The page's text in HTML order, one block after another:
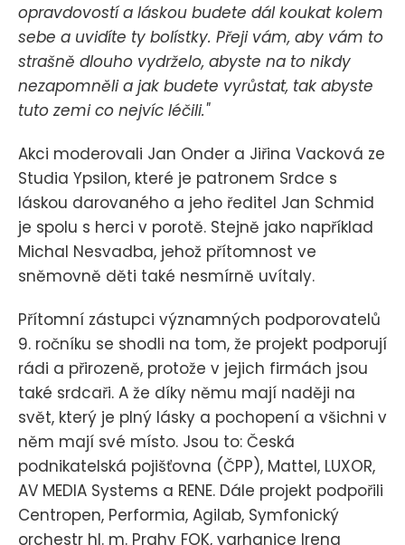
opravdovostí a láskou budete dál koukat kolem
sebe a uvidíte ty bolístky. Přeji vám, aby vám to
strašně dlouho vydrželo, abyste na to nikdy
nezapomněli a jak budete vyrůstat, tak abyste
tuto zemi co nejvíc léčili."
Akci moderovali Jan Onder a Jiřina Vacková ze
Studia Ypsilon, které je patronem Srdce s
láskou darovaného a jeho ředitel Jan Schmid
je spolu s herci v porotě. Stejně jako například
Michal Nesvadba, jehož přítomnost ve
sněmovně děti také nesmírně uvítaly.
Přítomní zástupci významných podporovatelů
9. ročníku se shodli na tom, že projekt podporují
rádi a přirozeně, protože v jejich firmách jsou
také srdcaři. A že díky němu mají naději na
svět, který je plný lásky a pochopení a všichni v
něm mají své místo. Jsou to: Česká
podnikatelská pojišťovna (ČPP), Mattel, LUXOR,
AV MEDIA Systems a RENE. Dále projekt podpořili
Centropen, Performia, Agilab, Symfonický
orchestr hl. m. Prahy FOK, varhanice Irena